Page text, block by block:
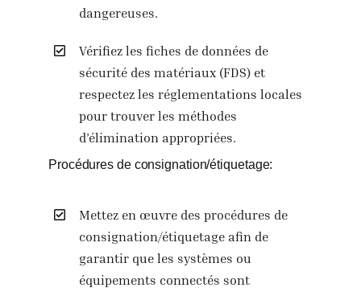
dangereuses.
Vérifiez les fiches de données de
sécurité des matériaux (FDS) et
respectez les réglementations locales
pour trouver les méthodes
d’élimination appropriées.
Procédures de consignation/étiquetage:
Mettez en œuvre des procédures de
consignation/étiquetage afin de
garantir que les systèmes ou
équipements connectés sont